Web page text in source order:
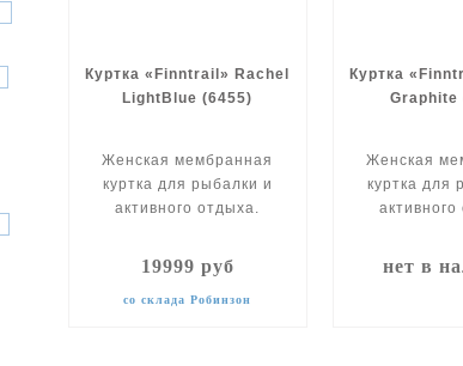
Куртка «Finntrail» Rachel
LightBlue (6455)
Женская мембранная
куртка для рыбалки и
активного отдыха.
19999 руб
со склада Робинзон
Куртка
Graphite
Женская
куртка для
нет в